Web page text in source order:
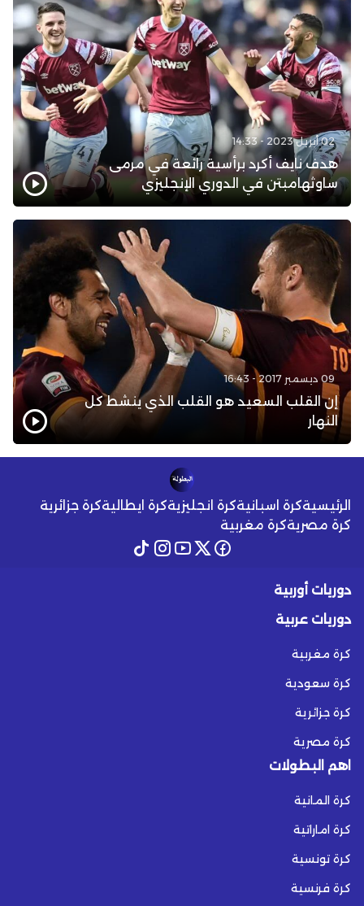
02 أبريل 2023 - 14:33
هدف نايف أكرد برأسية رائعة في مرمى
ساوثهامبتن في الدوري الإنجليزي
09 ديسمبر 2017 - 16:43
إن القلب السعيد هو القلب الذي ينشط كل
النهار
الرئيسيةكرة اسبانيةكرة انجليزيةكرة ايطاليةكرة جزائرية
كرة مصريةكرة مغربية
دوريات أوربية
دوريات عربية
كرة مغربية
كرة سعودية
كرة جزائرية
كرة مصرية
اهم البطولات
كرة المانية
كرة اماراتية
كرة تونسية
كرة فرنسية